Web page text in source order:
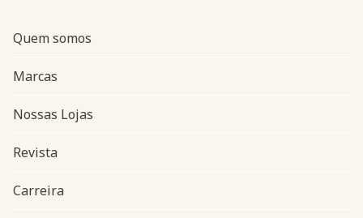
Quem somos
Marcas
Nossas Lojas
Revista
Carreira